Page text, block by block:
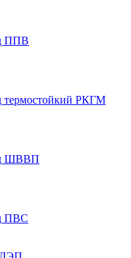
ППВ
термостойкий РКГМ
ШВВП
ПВС